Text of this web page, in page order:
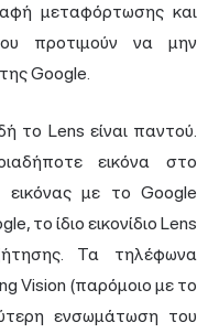
μεταφόρτωσης και
προτιμούν να μην
Google.
το Lens είναι παντού.
εικόνα στο
με το Google
το ίδιο εικονίδιο Lens
Τα τηλέφωνα
Vision (παρόμοιο με το
ενσωμάτωση του